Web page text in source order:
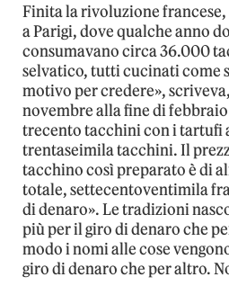
Finita la rivoluzione
a Parigi, dove qualche anno
consumavano circa 36.000
selvatico, tutti cucinati come
motivo per credere»,
novembre alla fine di
trecento tacchini con i tartufi
trentaseimila tacchini. Il
tacchino così preparato è di
totale, settecentoventimila
di denaro». Le tradizioni
più per il giro di denaro che
modo i nomi alle cose
giro di denaro che per altro.